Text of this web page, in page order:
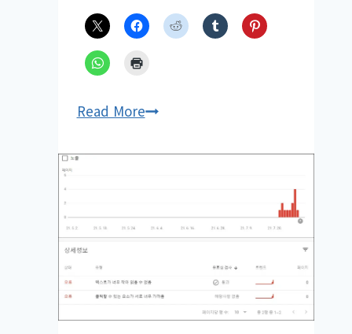
Read More애
센
로
운
책
센
터